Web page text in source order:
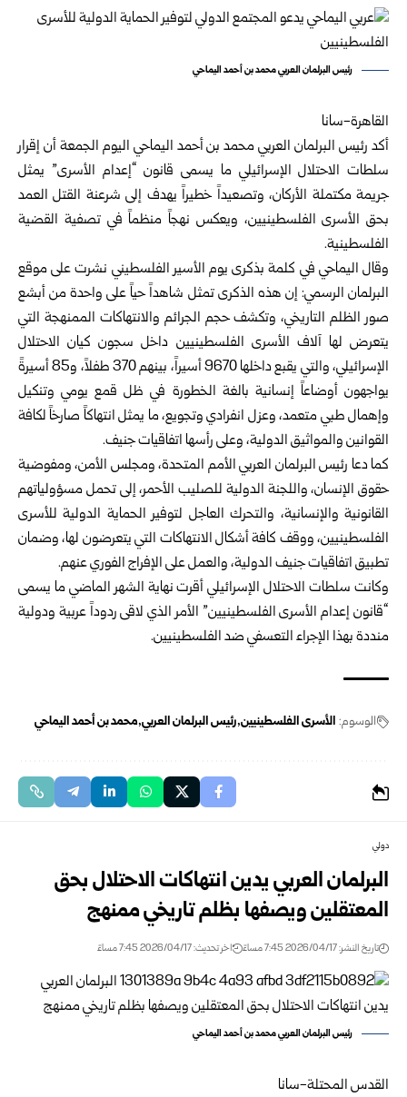
رئيس البرلمان العربي محمد بن أحمد اليماحي
القاهرة-سانا
أكد رئيس البرلمان العربي محمد بن أحمد اليماحي اليوم الجمعة أن إقرار
سلطات الاحتلال الإسرائيلي ما يسمى قانون “إعدام الأسرى” يمثل
جريمة مكتملة الأركان، وتصعيداً خطيراً يهدف إلى شرعنة القتل العمد
بحق الأسرى الفلسطينيين، ويعكس نهجاً منظماً في تصفية القضية
الفلسطينية.
وقال اليماحي في كلمة بذكرى يوم الأسير الفلسطيني نشرت على موقع
البرلمان الرسمي: إن هذه الذكرى تمثل شاهداً حياً على واحدة من أبشع
صور الظلم التاريخي، وتكشف حجم الجرائم والانتهاكات الممنهجة التي
يتعرض لها آلاف الأسرى الفلسطينيين داخل سجون كيان الاحتلال
الإسرائيلي، والتي يقبع داخلها 9670 أسيراً، بينهم 370 طفلاً، و85 أسيرةً
يواجهون أوضاعاً إنسانية بالغة الخطورة في ظل قمع يومي وتنكيل
وإهمال طبي متعمد، وعزل انفرادي وتجويع، ما يمثل انتهاكاً صارخاً لكافة
القوانين والمواثيق الدولية، وعلى رأسها اتفاقيات جنيف.
كما دعا رئيس البرلمان العربي الأمم المتحدة، ومجلس الأمن، ومفوضية
حقوق الإنسان، واللجنة الدولية للصليب الأحمر، إلى تحمل مسؤولياتهم
القانونية والإنسانية، والتحرك العاجل لتوفير الحماية الدولية للأسرى
الفلسطينيين، ووقف كافة أشكال الانتهاكات التي يتعرضون لها، وضمان
تطبيق اتفاقيات جنيف الدولية، والعمل على الإفراج الفوري عنهم.
وكانت سلطات الاحتلال الإسرائيلي أقرت نهاية الشهر الماضي ما يسمى
“قانون إعدام الأسرى الفلسطينيين” الأمر الذي لاقى ردوداً عربية ودولية
منددة بهذا الإجراء التعسفي ضد الفلسطينيين.
الوسوم: الأسرى الفلسطينيين رئيس البرلمان العربي محمد بن أحمد اليماحي
دولي
البرلمان العربي يدين انتهاكات الاحتلال بحق
المعتقلين ويصفها بظلم تاريخي ممنهج
تاريخ النشر: 2026/04/17 7:45 مساءً اخر تحديث: 2026/04/17 7:45 مساءً
رئيس البرلمان العربي محمد بن أحمد اليماحي
القدس المحتلة-سانا